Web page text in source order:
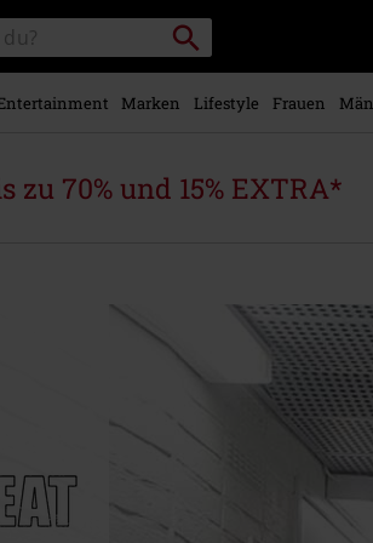
Packstation
suchen
Marken Lifestyle Frauen
zu 70% und 15% EXTRA*